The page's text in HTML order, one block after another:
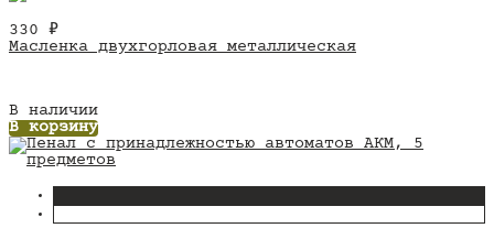
330 ₽
Масленка двухгорловая металлическая
В наличии
В корзину